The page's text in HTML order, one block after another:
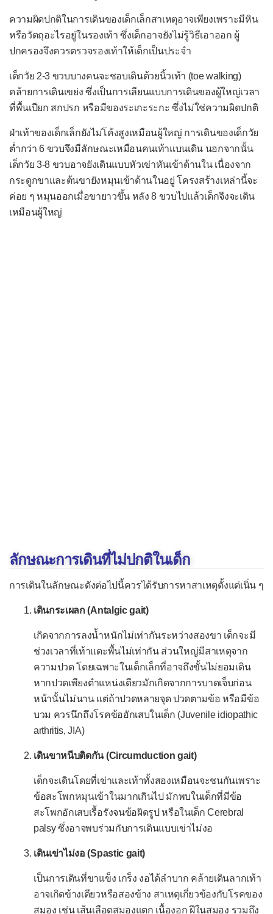
ใจสั่น
ชัก
ดีซ่าน
ตามัว
ท้องโต
ท้องเสีย
ถ่ายเป็นเลือด
อุจจาระมีลักษณะผิดปกติ
เป็นลม
ผมร่วง
เวียนศีรษะ
เสียงแหบ
หมดสติ
หอบเหนื่อย
หูดับ
หูอื้อ
ไอเป็นเลือด
ไอเรื้อรัง
-- เฉพาะทารกและเด็กเล็ก --
ปัญหาการให้นม
ปัญหาสะดือ
พัฒนาการช้าในทารก
พัฒนาการช้าในวัย 1-3 ขวบ
ความผิดปกติในการเดินของเด็กเล็กสาเหตุอาจเพียงเพราะมีหิน
หรือวัตถุอะไรอยู่ในรองเท้า ซึ่งเด็กอาจยังไม่รู้วิธีเอาออก ผู้
ปกครองจึงควรตรวจรองเท้าให้เด็กเป็นประจำ
เด็กวัย 2-3 ขวบบางคนจะชอบเดินด้วยนิ้วเท้า (toe walking)
คล้ายการเดินเขย่ง ซึ่งเป็นการเลียนแบบการเดินของผู้ใหญ่เวลา
ที่พื้นเปียก สกปรก หรือมีของระเกะระกะ ซึ่งไม่ใช่ความผิดปกติ
ฝ่าเท้าของเด็กเล็กยังไม่โค้งสูงเหมือนผู้ใหญ่ การเดินของเด็กวัย
ต่ำกว่า 6 ขวบจึงมีลักษณะเหมือนคนเท้าแบนเดิน นอกจากนั้น
เด็กวัย 3-8 ขวบอาจยังเดินแบบหัวเข่าหันเข้าด้านใน เนื่องจาก
กระดูกขาและต้นขายังหมุนเข้าด้านในอยู่ โครงสร้างเหล่านี้จะ
ค่อย ๆ หมุนออกเมื่อขายาวขึ้น หลัง 8 ขวบไปแล้วเด็กจึงจะเดิน
เหมือนผู้ใหญ่
ลักษณะการเดินที่ไม่ปกติในเด็ก
การเดินในลักษณะดังต่อไปนี้ควรได้รับการหาสาเหตุตั้งแต่เนิ่น ๆ
เดินกระเผลก (Antalgic gait)
เกิดจากการลงน้ำหนักไม่เท่ากันระหว่างสองขา เด็กจะมี
ช่วงเวลาที่เท้าแตะพื้นไม่เท่ากัน ส่วนใหญ่มีสาเหตุจาก
ความปวด โดยเฉพาะในเด็กเล็กที่อาจถึงขั้นไม่ยอมเดิน
หากปวดเพียงตำแหน่งเดียวมักเกิดจากการบาดเจ็บก่อน
หน้านั้นไม่นาน แต่ถ้าปวดหลายจุด ปวดตามข้อ หรือมีข้อ
บวม ควรนึกถึงโรคข้ออักเสบในเด็ก (Juvenile idiopathic
arthritis, JIA)
เดินขาหนีบติดกัน (Circumduction gait)
เด็กจะเดินโดยที่เข่าและเท้าทั้งสองเหมือนจะชนกันเพราะ
ข้อสะโพกหมุนเข้าในมากเกินไป มักพบในเด็กที่มีข้อ
สะโพกอักเสบเรื้อรังจนข้อผิดรูป หรือในเด็ก Cerebral
palsy ซึ่งอาจพบร่วมกับการเดินแบบเข่าไม่งอ
เดินเข่าไม่งอ (Spastic gait)
เป็นการเดินที่ขาแข็ง เกร็ง งอได้ลำบาก คล้ายเดินลากเท้า
อาจเกิดข้างเดียวหรือสองข้าง สาเหตุเกี่ยวข้องกับโรคของ
สมอง เช่น เส้นเลือดสมองแตก เนื้องอก ฝีในสมอง รวมถึง